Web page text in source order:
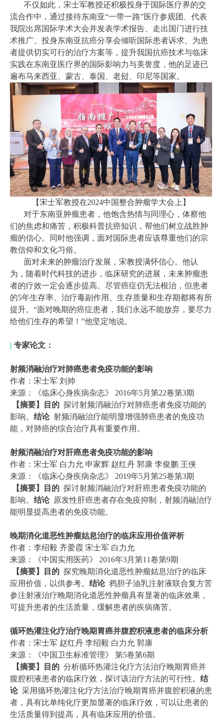
不仅如此，宋士军教授还积极投身于国际医疗界的交
流合作中，通过接待东南亚“一带一路”医疗参观团、代表
我院出席国际学术大会并发表学术报告、走出国门进行技
术推广、投身东南亚抗癌分享会倾听国际患者诉求、为患
者提供切实可行的治疗方案等，提升我国抗癌技术与临床
实践在东南亚医疗界的国际影响力与美誉度，他的足迹已
遍布马来西亚、蒙古、泰国、老挝、印尼等国家。
【宋士军教授在2024中国整合肿瘤学大会上】
对于东南亚肿瘤患者，他饱含热情与同理心，体察他
们的焦虑和痛苦，积极科普抗癌知识，帮他们树立战胜肿
瘤的信心。同时他强调，面对国际患者应该尊重他们的宗
教信仰和文化习俗。
面对未来的肿瘤治疗发展，宋教授满怀信心。他认
为，随着时代科技的进步，临床研究的进展，未来肿瘤患
者的疗效一定会逐步提高。尽管癌症仍无法根治，但患者
的5年生存率、治疗毒副作用、生存质量和生存期都将有所
提升。“面对晚期的癌症患者，我们永远不能放弃，要尽力
给他们生存的希望！”他坚定地说。
| 专家论文：
射频消融治疗对肺癌患者免疫功能的影响
作者：宋士军 刘帅
来源：《临床心身疾病杂志》 2016年5月第22卷第3期
【摘要】目的 探讨射频消融治疗对肺癌患者免疫功能的
影响。 结论 射频消融治疗能明显增强肺癌患者的免疫功
能，对肺癌的综合治疗具有重要作用。
射频消融治疗对肝癌患者免疫功能的影响
作者：宋士军 白力允 申家辉 赵红丹 郭康 李俊鹏 王侠
来源：《临床心身疾病杂志》 2019年5月第25卷第3期
【摘要】目的 探讨射频消融治疗对肝癌患者免疫功能的
影响。 结论 原发性肝癌患者存在免疫抑制，射频消融治疗
能明显提高患者的免疫功能。
晚期消化道恶性肿瘤姑息治疗的临床应用价值评析
作者：李绍毅 齐爱霞 宋士军 白力允
来源：《中国实用医药》 2016年3月第11卷第9期
【摘要】目的 探究晚期消化道恶性肿瘤姑息治疗的临床
应用价值，以供参考。 结论 鸦胆子油乳注射液联合复方苦
参注射液治疗晚期消化道恶性肿瘤具有显著的临床效果，
可提升患者的生活质量，缓解患者的疾病痛苦。
循环热灌注化疗治疗晚期胃癌并腹腔积液患者的临床分析
作者：宋士军 赵红丹 李绍毅 白力允 郭康
来源：《中国卫生标准管理》 第5卷第6期
【摘要】目的 分析循环热灌注化疗方法治疗晚期胃癌并
腹腔积液患者的临床疗效，探讨该治疗方法的可行性。 结
论 采用循环热灌注化疗方法治疗晚期胃癌并腹腔积液的患
者，具有比单纯化疗更加显著的临床疗效，可以让患者的
生活质量得到提高，具有临床应用的价值。